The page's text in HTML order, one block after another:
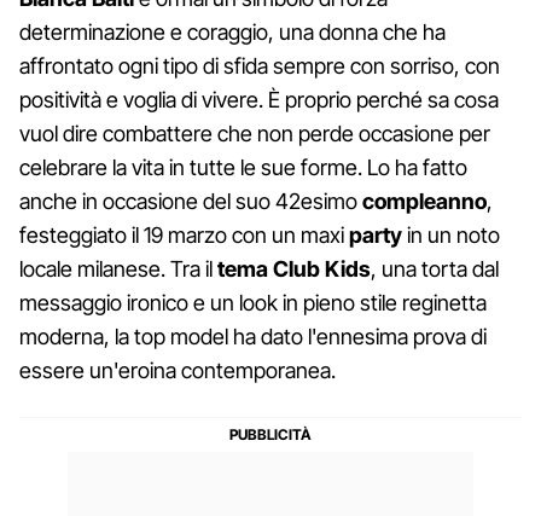
determinazione e coraggio, una donna che ha
affrontato ogni tipo di sfida sempre con sorriso, con
positività e voglia di vivere. È proprio perché sa cosa
vuol dire combattere che non perde occasione per
celebrare la vita in tutte le sue forme. Lo ha fatto
anche in occasione del suo 42esimocompleanno,
festeggiato il 19 marzo con un maxipartyin un noto
locale milanese. Tra iltema Club Kids, una torta dal
messaggio ironico e un look in pieno stile reginetta
moderna, la top model ha dato l'ennesima prova di
essere un'eroina contemporanea.